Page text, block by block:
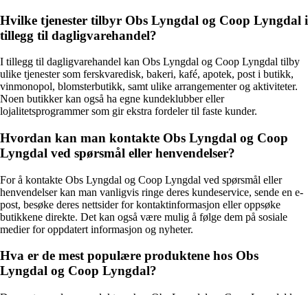
Hvilke tjenester tilbyr Obs Lyngdal og Coop Lyngdal i
tillegg til dagligvarehandel?
I tillegg til dagligvarehandel kan Obs Lyngdal og Coop Lyngdal tilby
ulike tjenester som ferskvaredisk, bakeri, kafé, apotek, post i butikk,
vinmonopol, blomsterbutikk, samt ulike arrangementer og aktiviteter.
Noen butikker kan også ha egne kundeklubber eller
lojalitetsprogrammer som gir ekstra fordeler til faste kunder.
Hvordan kan man kontakte Obs Lyngdal og Coop
Lyngdal ved spørsmål eller henvendelser?
For å kontakte Obs Lyngdal og Coop Lyngdal ved spørsmål eller
henvendelser kan man vanligvis ringe deres kundeservice, sende en e-
post, besøke deres nettsider for kontaktinformasjon eller oppsøke
butikkene direkte. Det kan også være mulig å følge dem på sosiale
medier for oppdatert informasjon og nyheter.
Hva er de mest populære produktene hos Obs
Lyngdal og Coop Lyngdal?